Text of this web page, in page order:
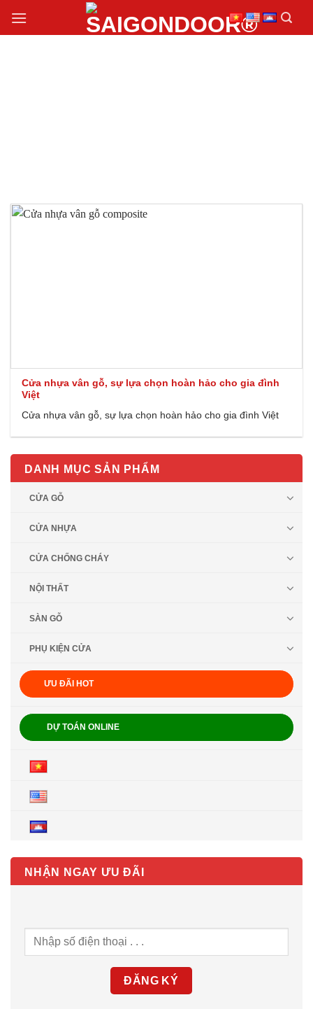
đến
Cửa nhựa vân gỗ, sự lựa chọn hoàn hảo cho gia đình
Việt
Cửa nhựa vân gỗ, sự lựa chọn hoàn hảo cho gia đình Việt
DANH MỤC SẢN PHẨM
CỬA GỖ
CỬA NHỰA
CỬA CHỐNG CHÁY
NỘI THẤT
SÀN GỖ
PHỤ KIỆN CỬA
ƯU ĐÃI HOT
DỰ TOÁN ONLINE
NHẬN NGAY ƯU ĐÃI